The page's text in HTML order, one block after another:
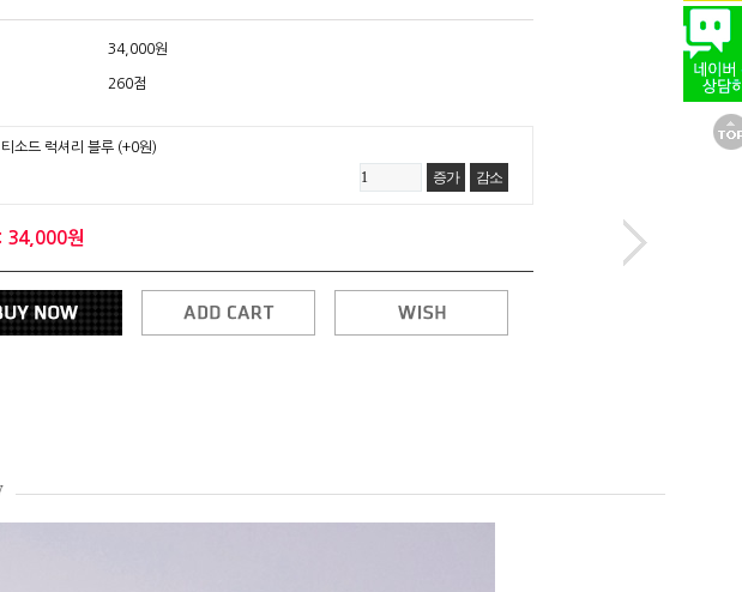
34,000원
260점
소드 럭셔리 블루 (+0원)
증가 감소
34,000원